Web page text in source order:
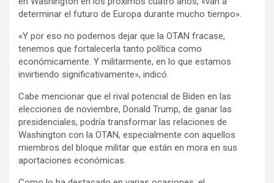
determinar el futuro de Europa durante mucho tiempo».
«Y por eso no podemos dejar que la OTAN fracase,
tenemos que fortalecerla tanto política como
económicamente. Y militarmente, en lo que estamos
invirtiendo significativamente», indicó.
Cabe mencionar que el rival potencial de Biden en las
elecciones de noviembre, Donald Trump, de ganar las
presidenciales, podría transformar las relaciones de
Washington con la OTAN, especialmente con aquellos
miembros del bloque militar que están en mora en sus
aportaciones económicas.